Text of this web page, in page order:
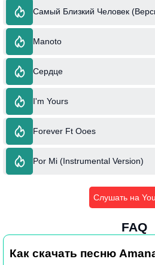
Самый Близкий Человек
Manoto
Сердце
I'm Yours
Forever Ft Ooes
Por Mi (Instrumental Version)
Слушать на
FAQ
Как скачать песню